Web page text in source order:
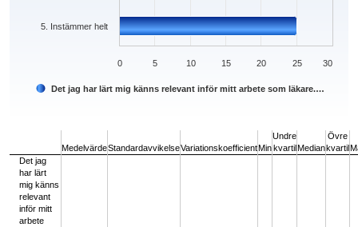
Det jag har lärt mig känns relevant inför mitt arbete som läkare.…
5. Instämmer helt
0 5 10 15 20 25 30
MedelvärdeStandardavvikelseVariationskoefficientMin
Undre
kvartilMedian
Övre
kvartil
Det jag
har lärt
mig känns
relevant
inför mitt
arbete